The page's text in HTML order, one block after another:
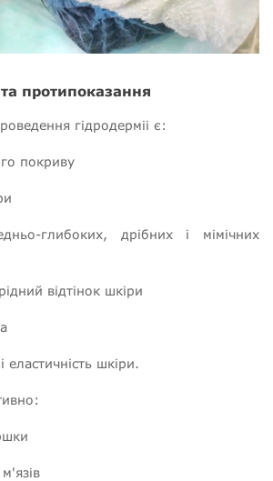
протипоказання
гідродерміі є:
покриву
глибоких, дрібних і мімічних
відтінок шкіри
шкіри.